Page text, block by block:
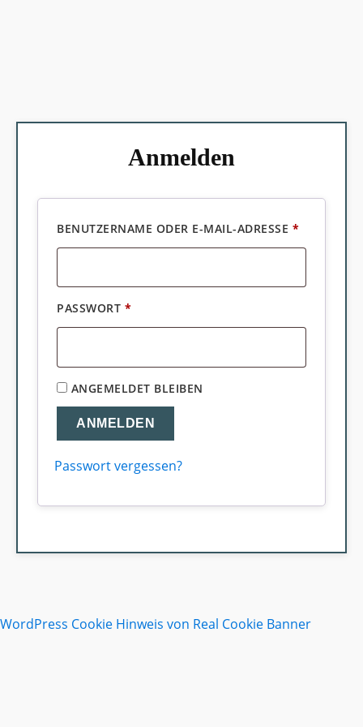
Anmelden
BENUTZERNAME ODER E-MAIL-ADRESSE *
PASSWORT *ERFORDERLICH
ANGEMELDET BLEIBEN
ANMELDEN
Passwort vergessen?
WordPress Cookie Hinweis von Real Cookie Banner